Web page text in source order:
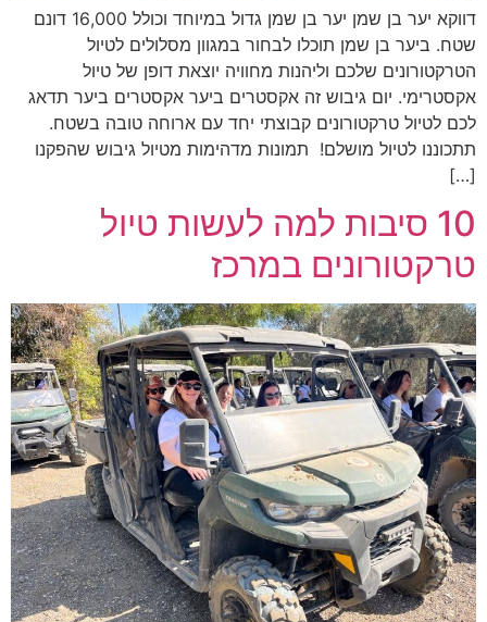
דווקא יער בן שמן יער בן שמן גדול במיוחד וכולל 16,000 דונם
שטח. ביער בן שמן תוכלו לבחור במגוון מסלולים לטיול
הטרקטורונים שלכם וליהנות מחוויה יוצאת דופן של טיול
אקסטרימי. יום גיבוש זה אקסטרים ביער אקסטרים ביער תדאג
לכם לטיול טרקטורונים קבוצתי יחד עם ארוחה טובה בשטח.
תתכוננו לטיול מושלם! תמונות מדהימות מטיול גיבוש שהפקנו
[…]
10 סיבות למה לעשות טיול
טרקטורונים במרכז